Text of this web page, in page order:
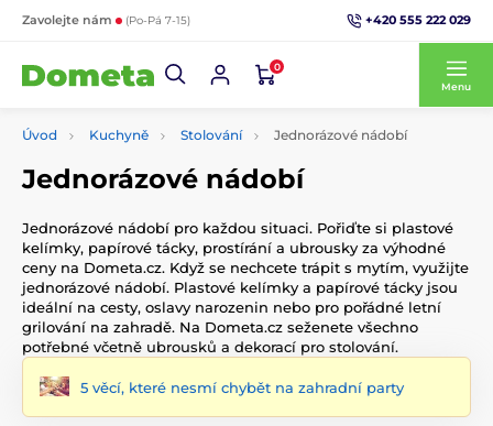
Zavolejte nám (Po-Pá 7-15) +420 555 222 029
0
Menu
Úvod Kuchyně Stolování Jednorázové nádobí
Jednorázové nádobí
Jednorázové nádobí pro každou situaci. Pořiďte si plastové
kelímky, papírové tácky, prostírání a ubrousky za výhodné
ceny na Dometa.cz. Když se nechcete trápit s mytím, využijte
jednorázové nádobí. Plastové kelímky a papírové tácky jsou
ideální na cesty, oslavy narozenin nebo pro pořádné letní
grilování na zahradě. Na Dometa.cz seženete všechno
potřebné včetně ubrousků a dekorací pro stolování.
5 věcí, které nesmí chybět na zahradní party